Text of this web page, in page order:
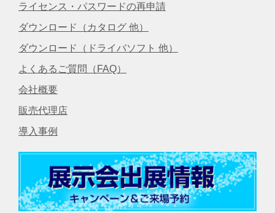
ライセンス・パスワードの再申請
ダウンロード（カタログ 他）
ダウンロード（ドライバソフト 他）
よくあるご質問（FAQ）
会社概要
販売代理店
導入事例